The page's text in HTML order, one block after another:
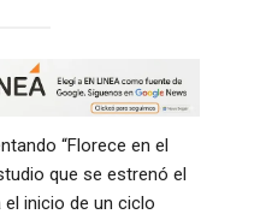
“Florece en el
que se estrenó el
inicio de un ciclo